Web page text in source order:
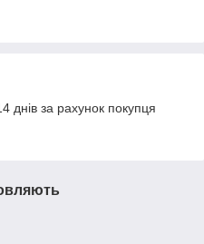
днів за рахунок покупця